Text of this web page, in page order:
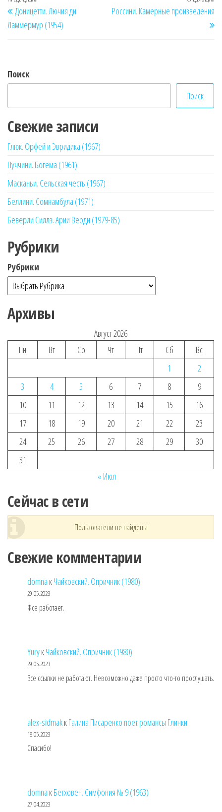
по
записям
запись
Доницетти. Лючия ди
Ламмермур (1954)
Россини. Камерные произведения
Поиск
Поиск
Свежие записи
Глюк. Орфей и Эвридика (1967)
Пуччини. Богема (1961)
Масканьи. Сельская честь (1967)
Беллини. Сомнамбула (1971)
Беверли Силлз. Арии Верди (1979-85)
Рубрики
Рубрики
Архивы
Август 2026
Пн
Вт Ср Чт Пт Сб
Вс
1
2
3
4 5 6 7 8
9
10
11 12 13 14 15
16
17
18 19 20 21 22
23
24
25 26 27 28 29
30
31
« Июл
Сейчас в сети
Пользователи не найдены
Свежие комментарии
domna кЧайковский. Опричник (1980)
29.05.2023
Фсе работает.
YuryкЧайковский. Опричник (1980)
29.05.2023
Все ссылки не работают. Невозможно даже просто что-то прослушать.
alex-sidmakкГалина Писаренко поет романсы Глинки
18.05.2023
Спасибо!
domna кБетховен. Симфония № 9 (1963)
27.04.2023